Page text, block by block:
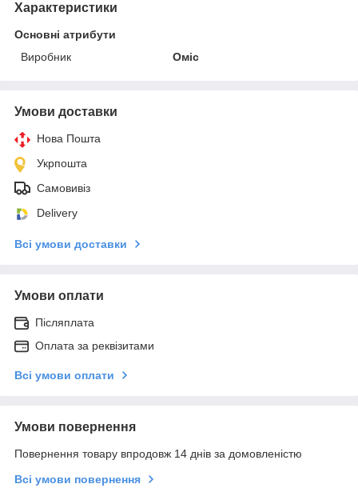
Характеристики
Основні атрибути
Виробник
Оміс
Умови доставки
Нова Пошта
Укрпошта
Самовивіз
Delivery
Всі умови доставки
Умови оплати
Післяплата
Оплата за реквізитами
Всі умови оплати
Умови повернення
Повернення товару впродовж 14 днів за домовленістю
Всі умови повернення